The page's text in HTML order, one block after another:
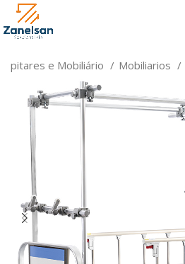
e Mobiliário Mobiliarios